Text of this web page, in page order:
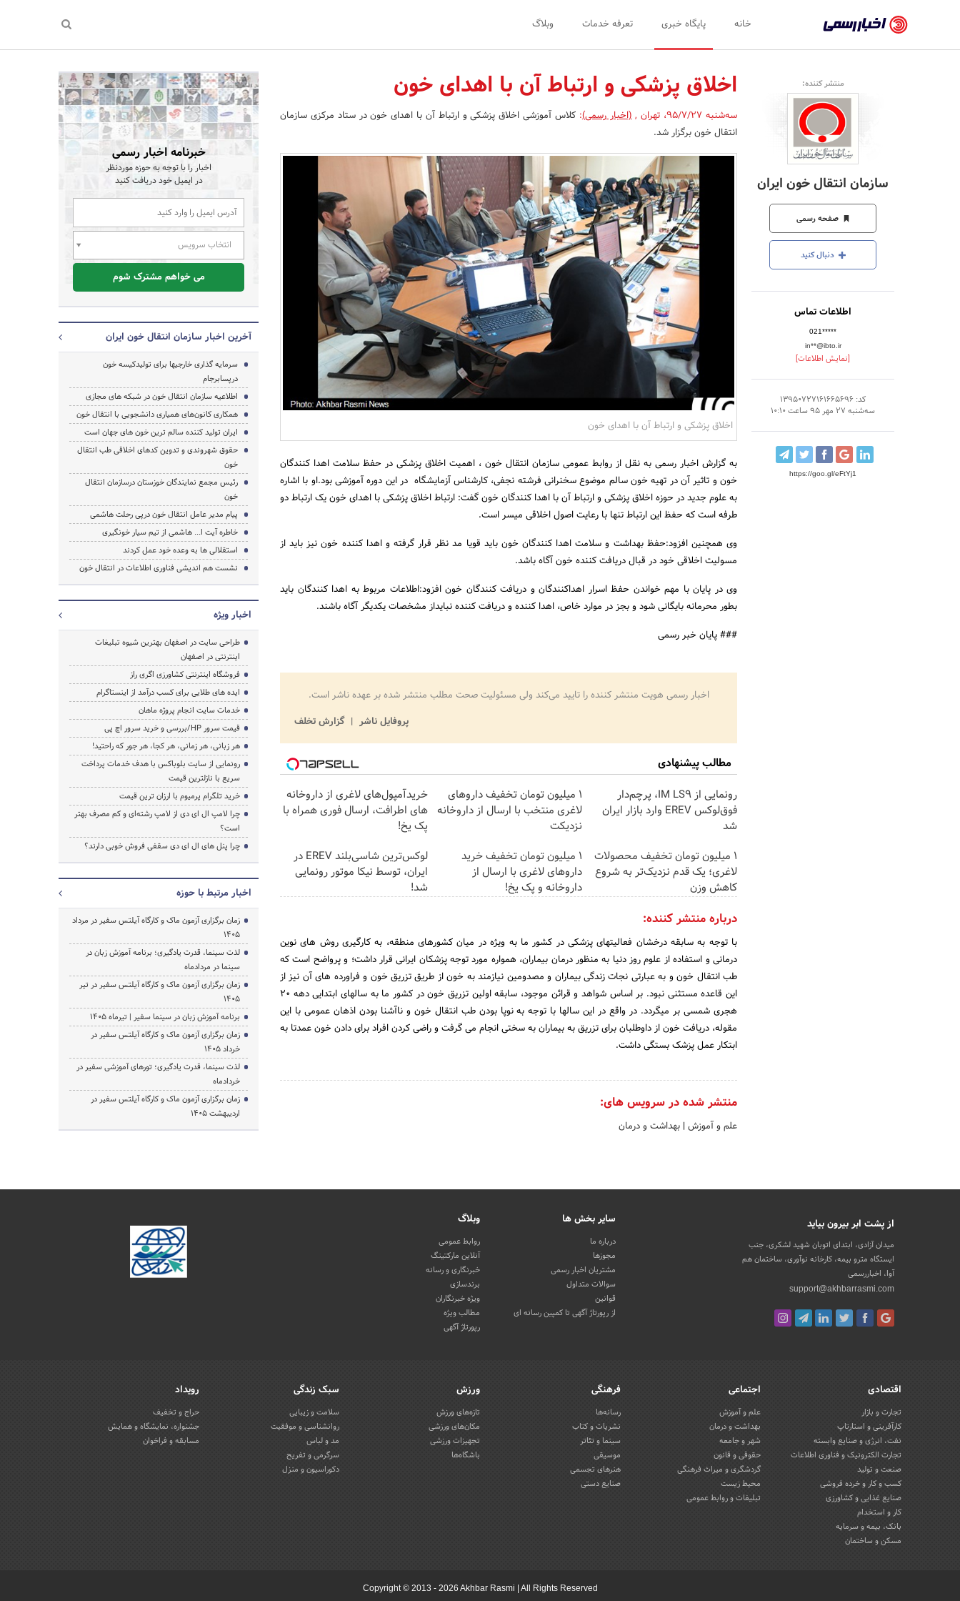
رسمی
-
اخبار
تایید
شده
شرکت‌ها،
سازمان‌ها
و
روابط
عمومی‌ها
خانه پایگاه خبری تعرفه خدمات وبلاگ
منتشر کننده:
سازمان انتقال خون ایران
صفحه رسمی
دنبال کنید
اطلاعات تماس
021*****
in**@ibto.ir
[نمایش اطلاعات]
کد: 13950727161665696
سه‌شنبه 27 مهر 95 ساعت 10:10
https://goo.gl/eFtYj1
اخلاق پزشکی و ارتباط آن با اهدای خون
سه‌شنبه 95/7/27 ، تهران ,(اخبار رسمی):کلاس آموزشی اخلاق پزشکی و ارتباط آن با اهدای خون در ستاد مرکزی سازمان
انتقال خون برگزار شد.
اخلاق پزشکی و ارتباط آن با اهدای خون
به گزارش اخبار رسمی به نقل از روابط عمومی سازمان انتقال خون ، اهمیت اخلاق پزشکی در حفظ سلامت اهدا کنندگان
خون و تاثیر آن در تهیه خون سالم موضوع سخنرانی فرشته نجفی، کارشناس آزمایشگاه در این دوره آموزشی بود.او با اشاره
به علوم جدید در حوزه اخلاق پزشکی و ارتباط آن با اهدا کنندگان خون گفت: ارتباط اخلاق پزشکی با اهدای خون یک ارتباط دو
طرفه است که حفظ این ارتباط تنها با رعایت اصول اخلاقی میسر است.
وی همچنین افزود:حفظ بهداشت و سلامت اهدا کنندگان خون باید قویا مد نظر قرار گرفته و اهدا کننده خون نیز باید از
مسولیت اخلاقی خود در قبال دریافت کننده خون آگاه باشد.
وی در پایان با مهم خواندن حفظ اسرار اهداکنندگان و دریافت کنندگان خون افزود:اطلاعات مربوط به اهدا کنندگان باید
بطور محرمانه بایگانی شود و بجز در موارد خاص، اهدا کننده و دریافت کننده نبایداز مشخصات یکدیگر آگاه باشند.
### پایان خبر رسمی
اخبار رسمی هویت منتشر کننده را تایید می‌کند ولی مسئولیت صحت مطلب منتشر شده بر عهده ناشر است.
پروفایل ناشر
گزارش تخلف
مطالب پیشنهادی
رونمایی از IM LS9، پرچم‌دار
فوق‌لوکس EREV وارد بازار ایران
شد
۱ میلیون تومان تخفیف داروهای
لاغری منتخب با ارسال از داروخانه
نزدیکت
خریدآمپول‌های لاغری از داروخانه
های اطرافت، ارسال فوری همراه با
پک یخ!
۱ میلیون تومان تخفیف محصولات
لاغری؛ یک قدم نزدیک‌تر به شروع
کاهش وزن
1 میلیون تومان تخفیف خرید
داروهای لاغری با ارسال از
داروخانه و پک یخ!
لوکس‌ترین شاسی‌بلند EREV در
ایران، توسط نیکا موتور رونمایی
شد!
درباره منتشر کننده:
با توجه به سابقه درخشان فعالیتهای پزشکی در کشور ما به ویژه در میان کشورهای منطقه، به کارگیری روش های نوین
درمانی و استفاده از علوم روز دنیا به منظور درمان بیماران، همواره مورد توجه پزشکان ایرانی قرار داشت؛ و پرواضح است که
طب انتقال خون و به عبارتی نجات زندگی بیماران و مصدومین نیازمند به خون از طریق تزریق خون و فراورده های آن نیز از
این قاعده مستثنی نبود. بر اساس شواهد و قرائن موجود، سابقه اولین تزریق خون در کشور ما به سالهای ابتدایی دهه 20
هجری شمسی بر میگردد. در واقع در این سالها با توجه به نوپا بودن طب انتقال خون و ناآشنا بودن اذهان عمومی با این
مقوله، دریافت خون از داوطلبان برای تزریق به بیماران به سختی انجام می گرفت و راضی کردن افراد برای دادن خون عمدتا به
ابتکار عمل پزشک بستگی داشت.
منتشر شده در سرویس های:
علم و آموزش | بهداشت و درمان
خبرنامه اخبار رسمی
اخبار را با توجه به حوزه موردنظر
در ایمیل خود دریافت کنید
انتخاب سرویس
می خواهم مشترک شوم
آخرین اخبار سازمان انتقال خون ایران
سرمایه گذاری خارجیها برای تولیدکیسه خون
درپسابرجام
اطلاعیه سازمان انتقال خون در شبکه های مجازی
همکاری کانون‌های همیاری دانشجویی با انتقال خون
ایران تولید کننده سالم ترین خون های جهان است
حقوق شهروندی و تدوین کدهای اخلاقی طب انتقال
خون
رئیس مجمع نمایندگان خوزستان درسازمان انتقال
خون
پیام مدیر عامل انتقال خون درپی رحلت هاشمی
خاطره آیت ا... هاشمی از تیم سیار خونگیری
استقلالی ها به وعده خود عمل کردند
نشست هم اندیشی فناوری اطلاعات در انتقال خون
اخبار ویژه
طراحی سایت در اصفهان بهترین شیوه تبلیغات
اینترنتی در اصفهان
فروشگاه اینترنتی کشاورزی اگری راز
ایده های طلایی برای کسب درآمد از اینستاگرام
خدمات سایت انجام پروژه ماهان
قیمت سرور HP/بررسی و خرید سرور اچ پی
هر زبانی، هر زمانی، هر کجا، هر جور که راحتید!
رونمایی از سایت بلوباکس با هدف خدمات پرداخت
سریع با نازلترین قیمت
خرید تلگرام پرمیوم با ارزان ترین قیمت
چرا لامپ ال ای دی از لامپ رشته‌ای و کم مصرف بهتر
است؟
چرا پنل های ال ای دی سقفی فروش خوبی دارند؟
اخبار مرتبط با حوزه
زمان برگزاری آزمون ماک و کارگاه آیلتس سفیر در مرداد
1405
لذت سینما، قدرت یادگیری؛ برنامه آموزش زبان در
سینما در مردادماه
زمان برگزاری آزمون ماک و کارگاه آیلتس سفیر در تیر
1405
برنامه آموزش زبان در سینما سفیر | تیرماه ۱۴۰۵
زمان برگزاری آزمون ماک و کارگاه آیلتس سفیر در
خرداد 1405
لذت سینما، قدرت یادگیری؛ تورهای آموزشی سفیر در
خردادماه
زمان برگزاری آزمون ماک و کارگاه آیلتس سفیر در
اردیبهشت 1405
از پشت ابر بیرون بیاید
میدان آزادی، ابتدای اتوبان شهید لشکری، جنب
ایستگاه مترو بیمه، کارخانه نوآوری، ساختمان هم
آوا، اخباررسمی
support@akhbarrasmi.com
سایر بخش ها
درباره ما
مجوزها
مشتریان اخبار رسمی
سوالات متداول
قوانین
از رپورتاژ آگهی تا کمپین رسانه ای
وبلاگ
روابط عمومی
آنلاین مارکتینگ
خبرنگاری و رسانه
برندسازی
ویژه خبرنگاران
مطالب ویژه
رپورتاژ آگهی
اقتصادی
تجارت و بازار
کارآفرینی و استارتاپ
نفت، انرژی و صنایع وابسته
تجارت الکترونیک و فناوری اطلاعات
صنعت و تولید
کسب و کار و خرده فروشی
صنایع غذایی و کشاورزی
کار و استخدام
بانک، بیمه و سرمایه
مسکن و ساختمان
اجتماعی
علم و آموزش
بهداشت و درمان
شهر و جامعه
حقوقی و قانون
گردشگری و میراث فرهنگی
محیط زیست
تبلیغات و روابط عمومی
فرهنگی
رسانه‌ها
نشریات و کتاب
سینما و تئاتر
موسیقی
هنرهای تجسمی
صنایع دستی
ورزش
تازه‌های ورزش
مکان‌های ورزشی
تجهیزات ورزشی
باشگاه‌ها
سبک زندگی
سلامت و زیبایی
روانشناسی و موفقیت
مد و لباس
سرگرمی و تفریح
دکوراسیون و منزل
رویداد
حراج و تخفیف
جشنواره، نمایشگاه و همایش
مسابقه و فراخوان
Copyright © 2013 - 2026 Akhbar Rasmi All Rights Reserved